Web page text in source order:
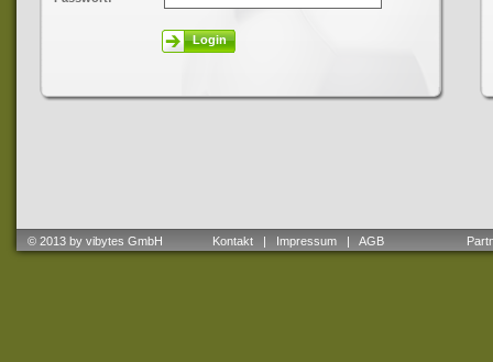
Login
© 2013 by vibytes GmbH Kontakt | Impressum | AGB